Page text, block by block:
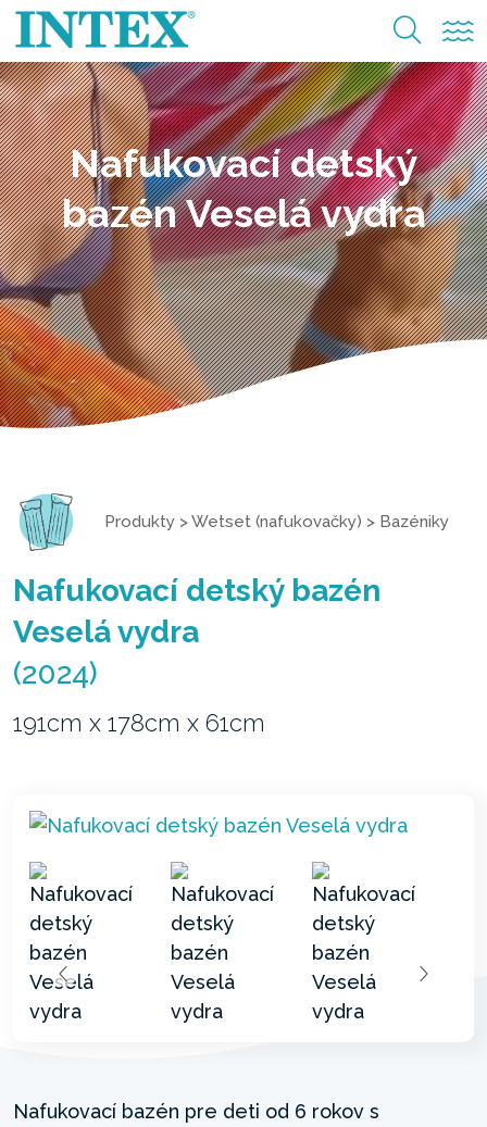
Nafukovací detský
bazén Veselá vydra
Produkty >Wetset (nafukovačky) > Bazéniky
Nafukovací detský bazén
Veselá vydra
(2024)
191cm x 178cm x 61cm
Nafukovací bazén pre deti od 6 rokov s